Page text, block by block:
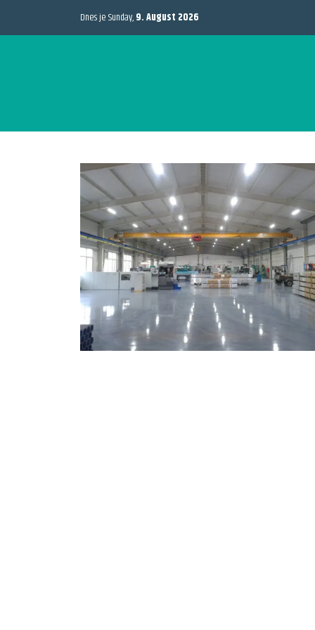
Dnes je Sunday,9. August 2026